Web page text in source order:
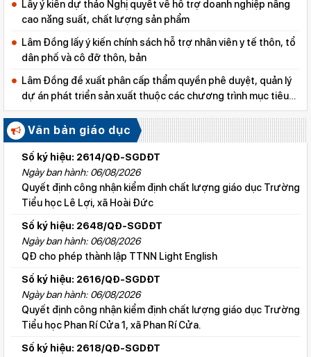
Lấy ý kiến dự thảo Nghị quyết về hỗ trợ doanh nghiệp nâng
cao năng suất, chất lượng sản phẩm
Lâm Đồng lấy ý kiến chính sách hỗ trợ nhân viên y tế thôn, tổ
dân phố và cô đỡ thôn, bản
Lâm Đồng đề xuất phân cấp thẩm quyền phê duyệt, quản lý
dự án phát triển sản xuất thuộc các chương trình mục tiêu
quốc gia
Văn bản giáo dục
Số ký hiệu: 2614/QĐ-SGDĐT
Ngày ban hành: 06/08/2026
Quyết định công nhận kiểm định chất lượng giáo dục Trường
Tiểu học Lê Lợi, xã Hoài Đức
Số ký hiệu: 2648/QĐ-SGDĐT
Ngày ban hành: 06/08/2026
QĐ cho phép thành lập TTNN Light English
Số ký hiệu: 2616/QĐ-SGDĐT
Ngày ban hành: 06/08/2026
Quyết định công nhận kiểm định chất lượng giáo dục Trường
Tiểu học Phan Rí Cửa 1, xã Phan Rí Cửa.
Số ký hiệu: 2618/QĐ-SGDĐT